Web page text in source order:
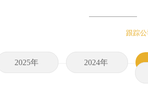
跟踪
2025年 2024年